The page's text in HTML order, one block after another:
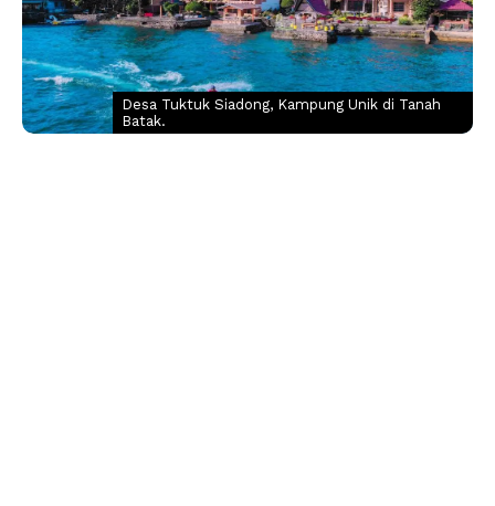
Desa Tuktuk Siadong, Kampung Unik di Tanah
Batak.